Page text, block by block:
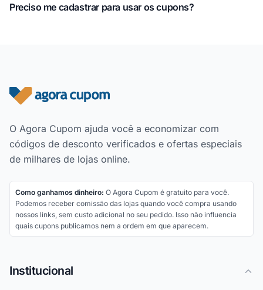
Preciso me cadastrar para usar os cupons?
Rodapé do site
O Agora Cupom ajuda você a economizar com
códigos de desconto verificados e ofertas especiais
de milhares de lojas online.
Como ganhamos dinheiro: O Agora Cupom é gratuito para você.
Podemos receber comissão das lojas quando você compra usando
nossos links, sem custo adicional no seu pedido. Isso não influencia
quais cupons publicamos nem a ordem em que aparecem.
Institucional